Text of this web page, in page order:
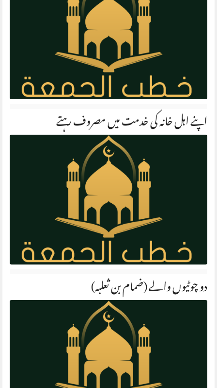
اپنے اہل خانہ کی خدمت میں مصروف رہتے
دو چوٹیوں والے (ضمام بن ثعلبہ)